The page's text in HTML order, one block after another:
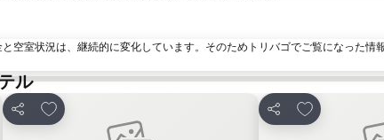
空室状況は、継続的に変化しています。そのためトリバゴでご覧になった情
ル
シェア
お気に入りに追加
シェア
お気に入りに